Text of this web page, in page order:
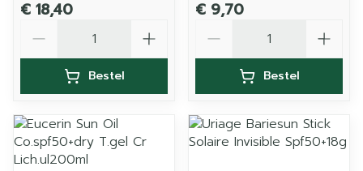
€ 18,40
Bestel
€ 9,70
Bestel